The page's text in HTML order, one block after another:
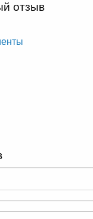
отзыв